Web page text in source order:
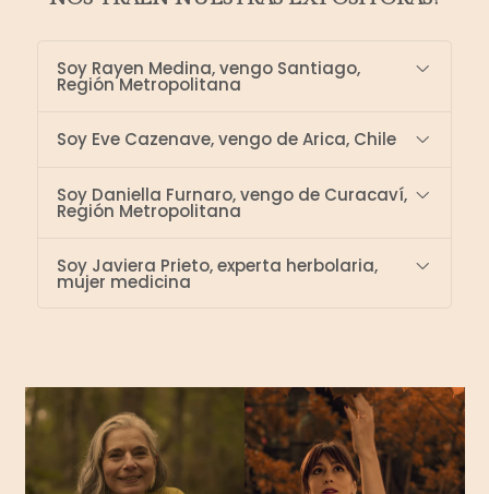
Soy Rayen Medina, vengo Santiago,
Región Metropolitana
Soy Eve Cazenave, vengo de Arica, Chile
Soy Daniella Furnaro, vengo de Curacaví,
Región Metropolitana
Soy Javiera Prieto, experta herbolaria,
mujer medicina